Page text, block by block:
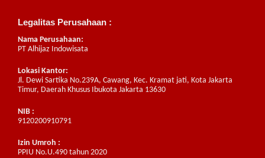
Legalitas Perusahaan :
Nama Perusahaan:
PT Alhijaz Indowisata
Lokasi Kantor:
Jl. Dewi Sartika No.239A, Cawang, Kec. Kramat jati, Kota Jakarta
Timur, Daerah Khusus Ibukota Jakarta 13630
NIB :
9120200910791
Izin Umroh :
PPIU No.U.490 tahun 2020